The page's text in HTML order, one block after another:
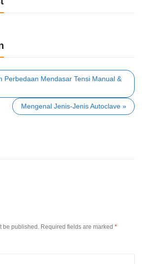
Perbedaan Mendasar Tensi Manual &
Mengenal Jenis-Jenis Autoclave »
be published. Required fields are marked *